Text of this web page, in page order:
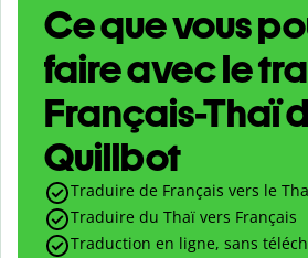
Ce que vous
faire avec le
Français-Thaï
Quillbot
Traduire de Français vers le
Traduire du Thaï vers Français
Traduction en ligne, sans